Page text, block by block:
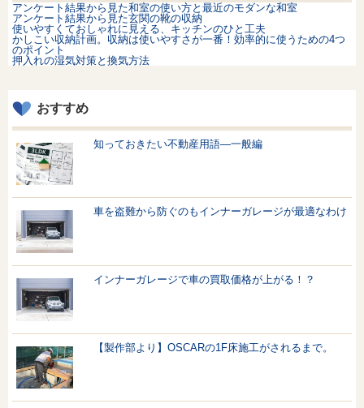
アンケート結果から見た和室の使い方と最近のモダンな和室
アンケート結果から見た玄関の靴の収納
使いやすくておしゃれに見える、キッチンのひと工夫
かしこい収納計画。収納は使いやすさが一番！効率的に使うための4つ
のポイント
押入れの湿気対策と換気方法
おすすめ
知っておきたい不動産用語—一般編
車を盗難から防ぐのもインナーガレージが最適なわけ
インナーガレージで車の買取価格が上がる！？
【製作部より】OSCARの1F床施工がされるまで。